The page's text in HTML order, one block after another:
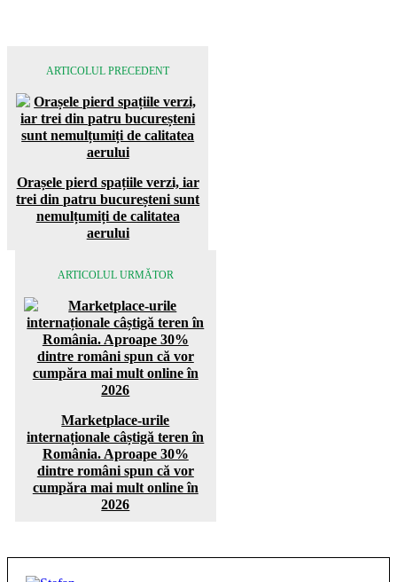
ARTICOLUL PRECEDENT
Orașele pierd spațiile verzi, iar
trei din patru bucureșteni sunt
nemulțumiți de calitatea
aerului
ARTICOLUL URMĂTOR
Marketplace-urile
internaționale câștigă teren în
România. Aproape 30%
dintre români spun că vor
cumpăra mai mult online în
2026